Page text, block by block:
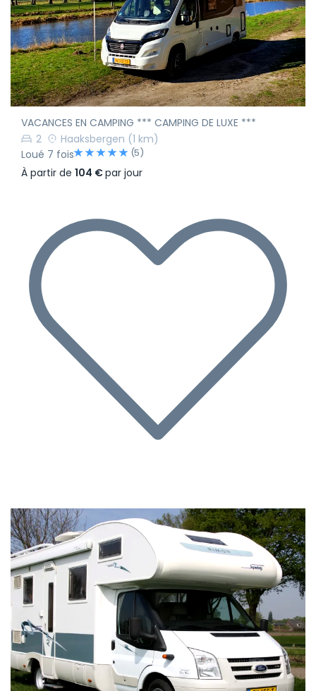
VACANCES EN CAMPING *** CAMPING DE LUXE ***
2
Haaksbergen (1 km)
Loué 7 fois
(5)
À partir de 104 €par jour